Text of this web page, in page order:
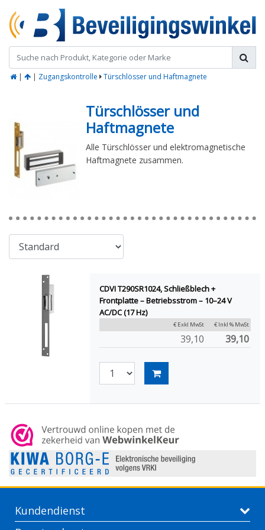
| | Zugangskontrolle Türschlösser und Haftmagnete
Türschlösser und
Haftmagnete
Alle Türschlösser und elektromagnetische
Haftmagnete zusammen.
CDVI T290SR1024, Schließblech +
Frontplatte – Betriebsstrom – 10–24 V
AC/DC (17 Hz)
€ Exkl MwSt € Inkl % MwSt
39,10 39,10
Kundendienst